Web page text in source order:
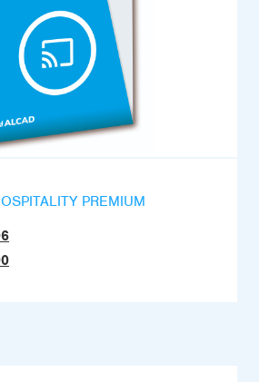
PREMIUM